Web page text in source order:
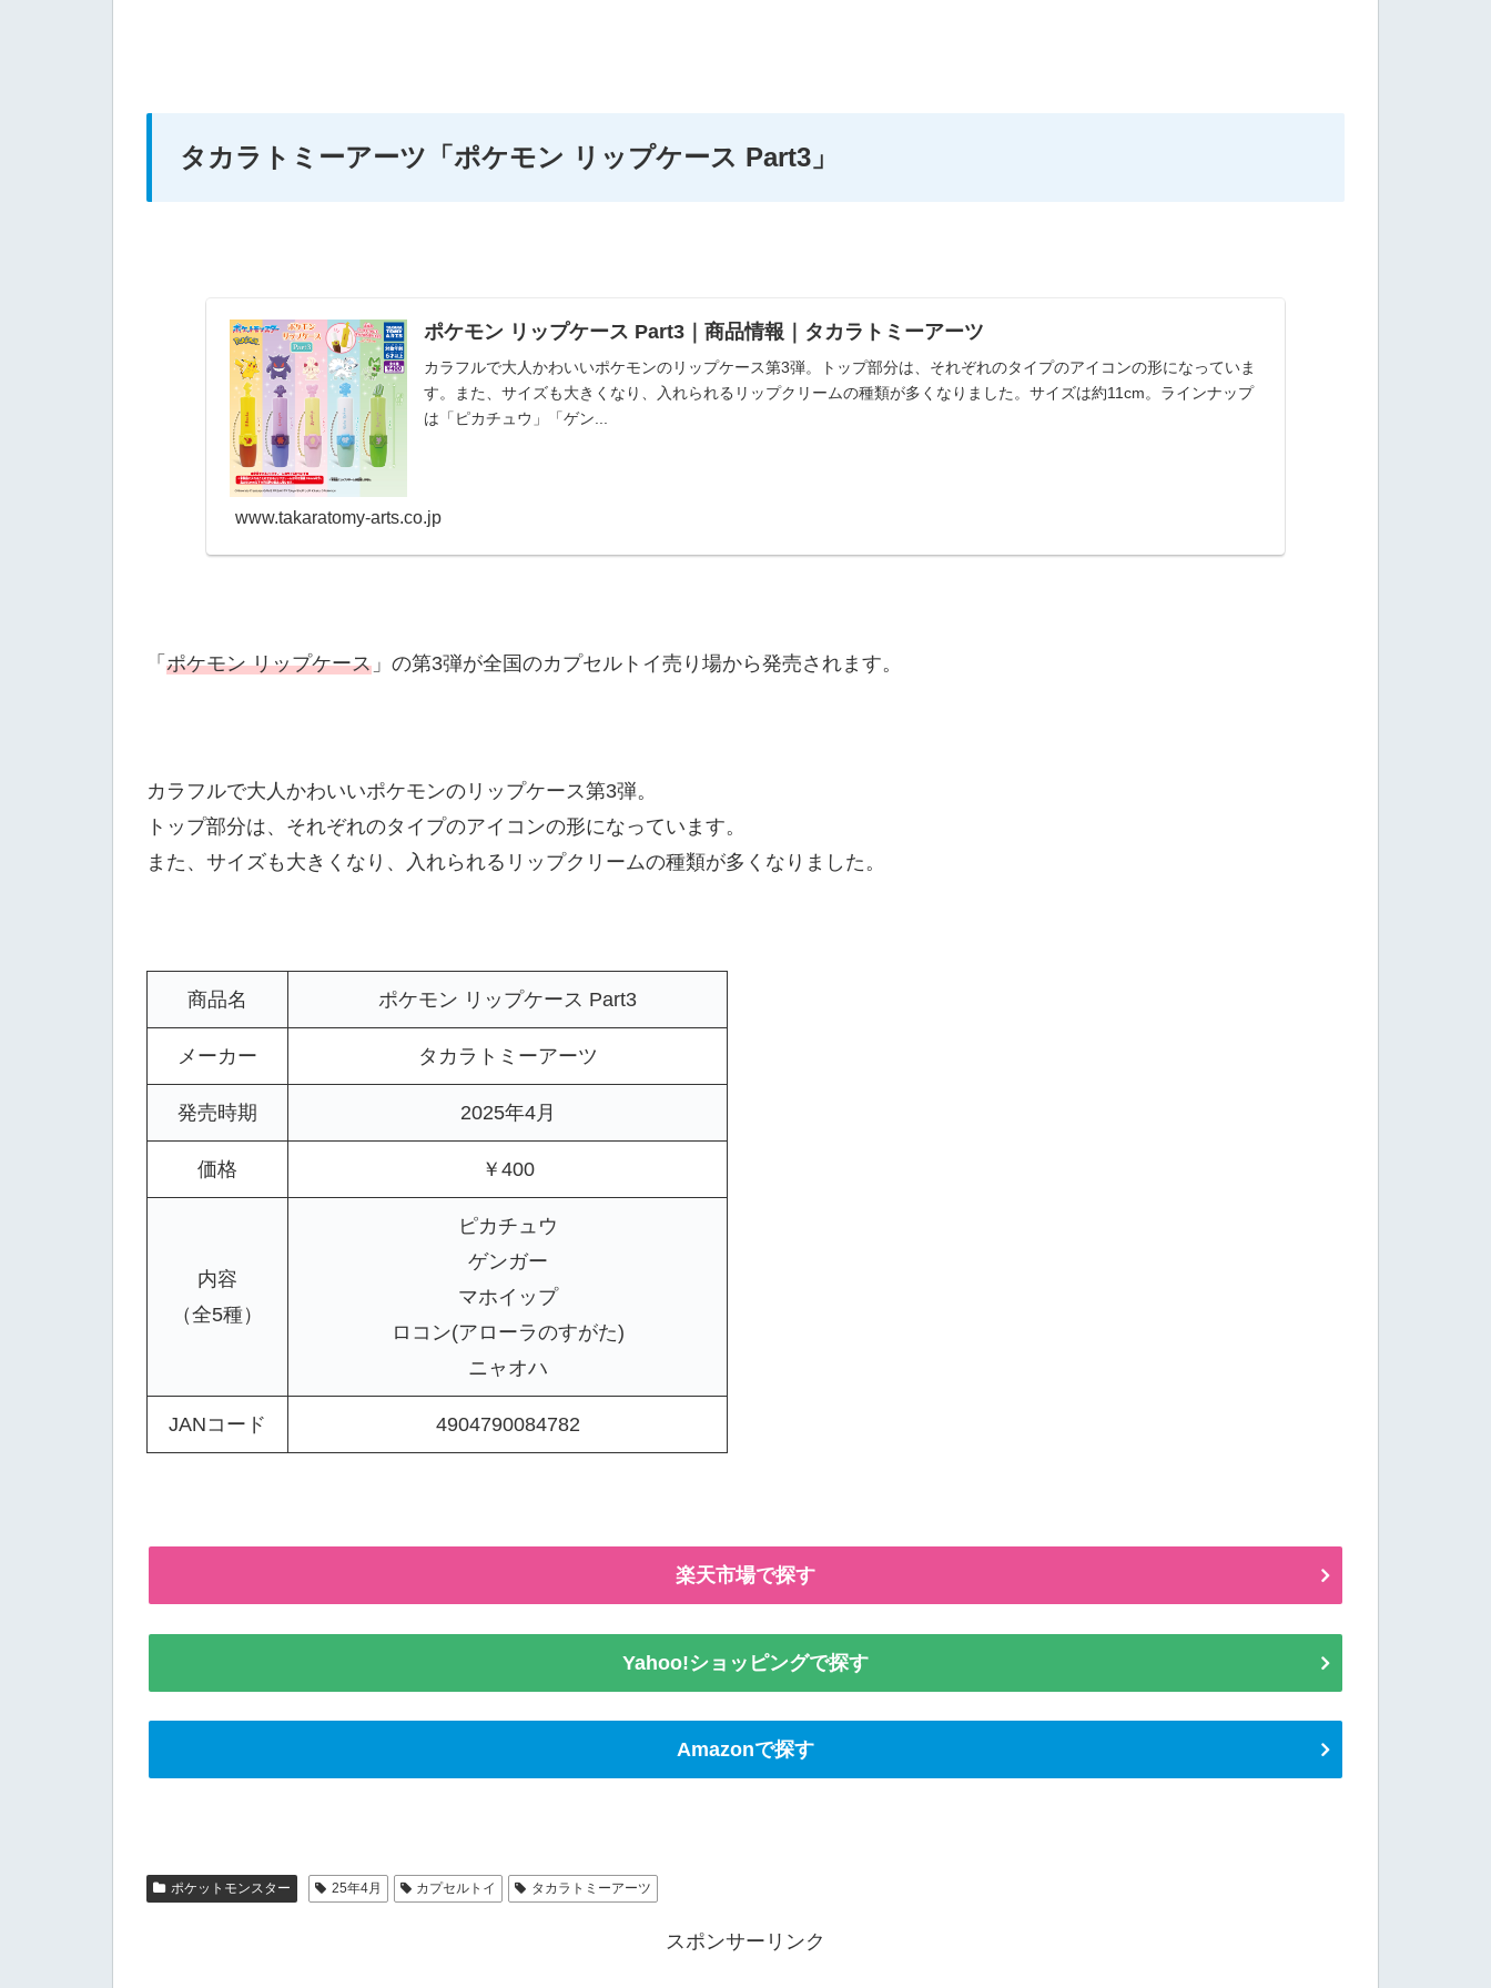
タカラトミーアーツ 「ポケモン リップケース Part3」
ポケモン リップケース Part3｜商品情報｜タカラトミーアーツ
カラフルで大人かわいいポケモンのリップケース第3弾。トップ部分は、それぞれのタイプのアイコンの形になっていま
す。また、サイズも大きくなり、入れられるリップクリームの種類が多くなりました。サイズは約11cm。ラインナップ
は「ピカチュウ」「ゲン...
www.takaratomy-arts.co.jp
「 ポケモン リップケース 」の第3弾が全国のカプセルトイ売り場から発売されます。
カラフルで大人かわいいポケモンのリップケース第3弾。
トップ部分は、それぞれのタイプのアイコンの形になっています。
また、サイズも大きくなり、入れられるリップクリームの種類が多くなりました。
商品名 ポケモン リップケース Part3
メーカー タカラトミーアーツ
発売時期 2025年4月
価格 ￥400
内容
（全5種）
ピカチュウ
ゲンガー
マホイップ
ロコン(アローラのすがた)
ニャオハ
JANコード 4904790084782
楽天市場で探す
Yahoo!ショッピングで探す
Amazonで探す
ポケットモンスター 25年4月 カプセルトイ タカラトミーアーツ
スポンサーリンク